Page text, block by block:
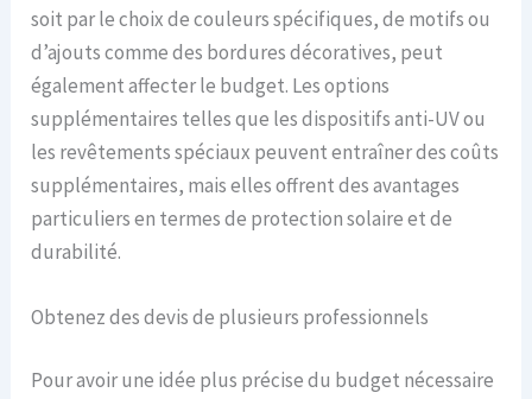
soit par le choix de couleurs spécifiques, de motifs ou
d’ajouts comme des bordures décoratives, peut
également affecter le budget. Les options
supplémentaires telles que les dispositifs anti-UV ou
les revêtements spéciaux peuvent entraîner des coûts
supplémentaires, mais elles offrent des avantages
particuliers en termes de protection solaire et de
durabilité.
Obtenez des devis de plusieurs professionnels
Pour avoir une idée plus précise du budget nécessaire